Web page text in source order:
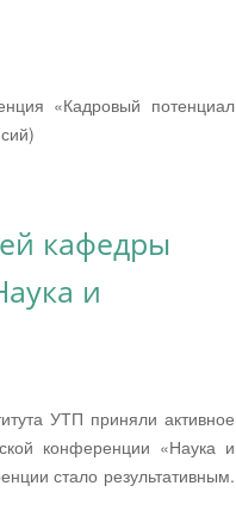
«Кадровый потенциал
кафедры
и
УТП приняли активное
конференции «Наука и
стало результативным.